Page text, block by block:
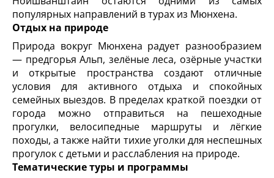
популярных направлений в турах из Мюнхена.
Отдых на природе
Природа вокруг Мюнхена радует разнообразием
— предгорья Альп, зелёные леса, озёрные участки
и открытые пространства создают отличные
условия для активного отдыха и спокойных
семейных выездов. В пределах краткой поездки от
города можно отправиться на пешеходные
прогулки, велосипедные маршруты и лёгкие
походы, а также найти тихие уголки для неспешных
прогулок с детьми и расслабления на природе.
Тематические туры и программы